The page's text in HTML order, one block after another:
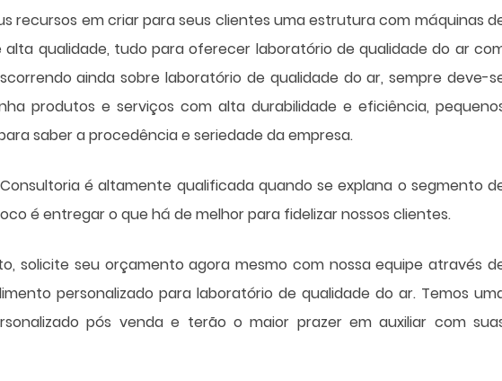
recursos em criar para seus clientes uma estrutura com máquinas
qualidade, tudo para oferecer laboratório de qualidade do ar
ainda sobrelaboratório de qualidade do ar, sempre deve-
produtos e serviços com alta durabilidade e eficiência,
saber a procedência e seriedade da empresa.
Consultoria é altamente qualificada quando se explana o segmento
é entregar o que há de melhor para fidelizar nossos clientes.
solicite seu orçamento agora mesmo com nossa equipe através
personalizado para laboratório de qualidade do ar. Temos
pós venda e terão o maior prazer em auxiliar com